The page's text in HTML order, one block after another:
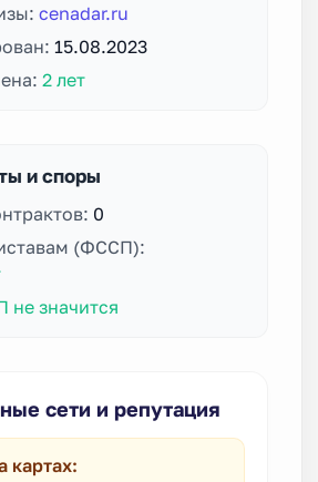
cenadar.ru
15.08.2023
2 лет
и споры
0
(ФССП):
не значится
сети и репутация
картах: